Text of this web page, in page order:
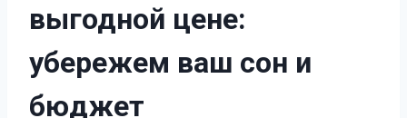
выгодной цене:
убережем ваш сон и
бюджет